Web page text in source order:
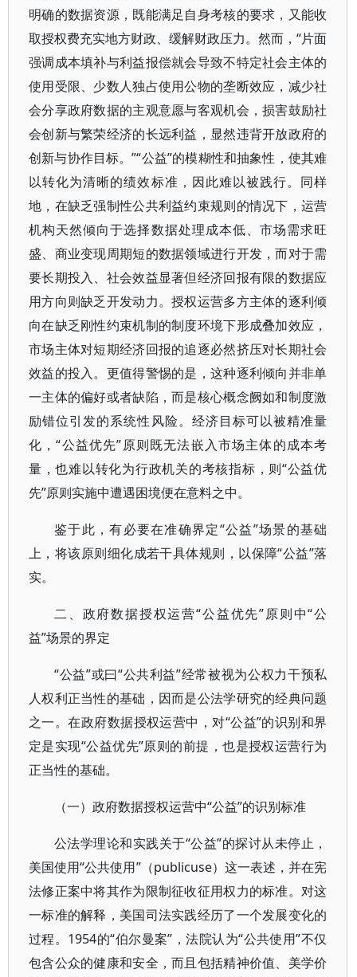
明确的数据资源，既能满足自身考核的要求，又能收
取授权费充实地方财政、缓解财政压力。然而，“片面
强调成本填补与利益报偿就会导致不特定社会主体的
使用受限、少数人独占使用公物的垄断效应，减少社
会分享政府数据的主观意愿与客观机会，损害鼓励社
会创新与繁荣经济的长远利益，显然违背开放政府的
创新与协作目标。”“公益”的模糊性和抽象性，使其难
以转化为清晰的绩效标准，因此难以被践行。同样
地，在缺乏强制性公共利益约束规则的情况下，运营
机构天然倾向于选择数据处理成本低、市场需求旺
盛、商业变现周期短的数据领域进行开发，而对于需
要长期投入、社会效益显著但经济回报有限的数据应
用方向则缺乏开发动力。授权运营多方主体的逐利倾
向在缺乏刚性约束机制的制度环境下形成叠加效应，
市场主体对短期经济回报的追逐必然挤压对长期社会
效益的投入。更值得警惕的是，这种逐利倾向并非单
一主体的偏好或者缺陷，而是核心概念阙如和制度激
励错位引发的系统性风险。经济目标可以被精准量
化，“公益优先”原则既无法嵌入市场主体的成本考
量，也难以转化为行政机关的考核指标，则“公益优
先”原则实施中遭遇困境便在意料之中。
鉴于此，有必要在准确界定“公益”场景的基础
上，将该原则细化成若干具体规则，以保障“公益”落
实。
二、政府数据授权运营“公益优先”原则中“公
益”场景的界定
“公益”或曰“公共利益”经常被视为公权力干预私
人权利正当性的基础，因而是公法学研究的经典问题
之一。在政府数据授权运营中，对“公益”的识别和界
定是实现“公益优先”原则的前提，也是授权运营行为
正当性的基础。
（一）政府数据授权运营中“公益”的识别标准
公法学理论和实践关于“公益”的探讨从未停止，
美国使用“公共使用”（publicuse）这一表述，并在宪
法修正案中将其作为限制征收征用权力的标准。对这
一标准的解释，美国司法实践经历了一个发展变化的
过程。1954的“伯尔曼案”，法院认为“公共使用”不仅
包含公众的健康和安全，而且包括精神价值、美学价